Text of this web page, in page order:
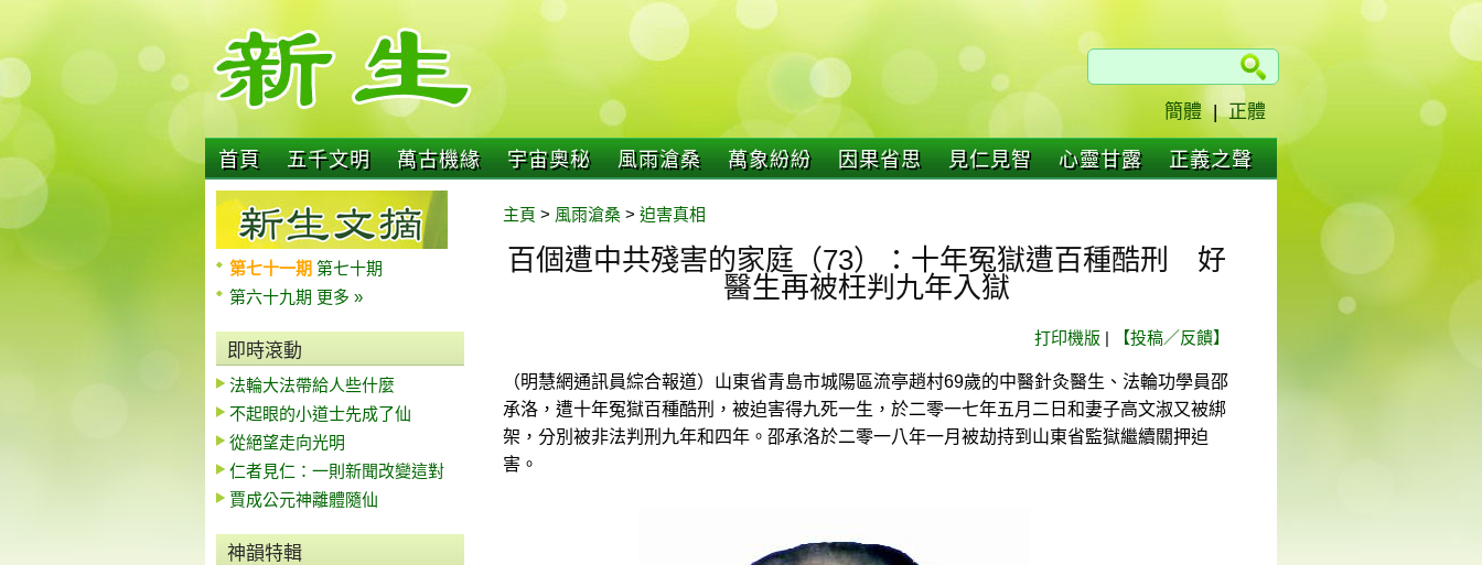
簡體 | 正體
首頁 五千文明 萬古機緣 宇宙奧秘 風雨滄桑 萬象紛紛 因果省思 見仁見智 心靈甘露 正義之聲
第七十一期 第七十期
第六十九期 更多 »
即時滾動
法輪大法帶給人些什麼
不起眼的小道士先成了仙
從絕望走向光明
仁者見仁：一則新聞改變這對
賈成公元神離體隨仙
神韻特輯
主頁 > 風雨滄桑 > 迫害真相
百個遭中共殘害的家庭（73）：十年冤獄遭百種酷刑 好
醫生再被枉判九年入獄
打印機版 | 【投稿／反饋】
（明慧網通訊員綜合報道）山東省青島市城陽區流亭趙村69歲的中醫針灸醫生、法輪功學員邵
承洛，遭十年冤獄百種酷刑，被迫害得九死一生，於二零一七年五月二日和妻子高文淑又被綁
架，分別被非法判刑九年和四年。邵承洛於二零一八年一月被劫持到山東省監獄繼續關押迫
害。